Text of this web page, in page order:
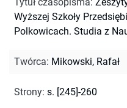
Wyższej Szkoły
Polkowicach. Studia z
Twórca: Mikowski, Rafał
Strony: s. [245]-260